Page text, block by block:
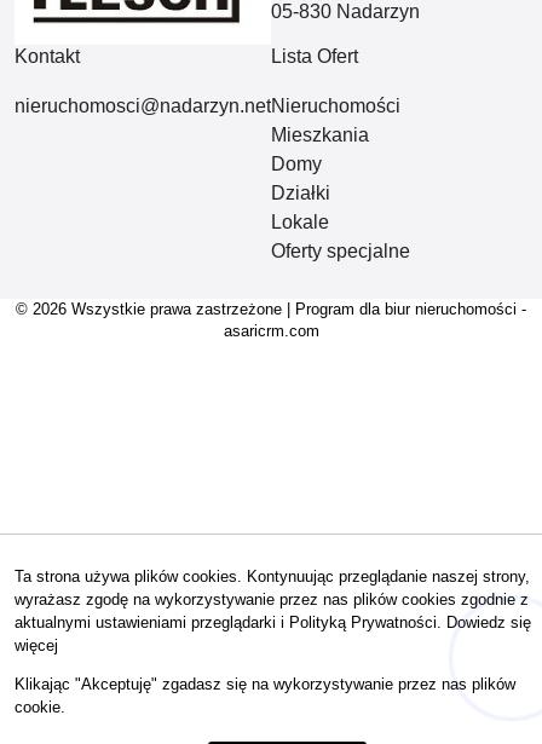
05-830 Nadarzyn
Kontakt
nieruchomosci@nadarzyn.net
Lista Ofert
Nieruchomości
Mieszkania
Domy
Działki
Lokale
Oferty specjalne
© 2026 Wszystkie prawa zastrzeżone | Program dla biur nieruchomości -
asaricrm.com
Ta strona używa plików cookies. Kontynuując przeglądanie naszej strony,
wyrażasz zgodę na wykorzystywanie przez nas plików cookies zgodnie z
aktualnymi ustawieniami przeglądarki i Polityką Prywatności. Dowiedz się
więcej
Klikając "Akceptuję" zgadasz się na wykorzystywanie przez nas plików
cookie.
Hej! Chętnie Ci pomogę 🙂